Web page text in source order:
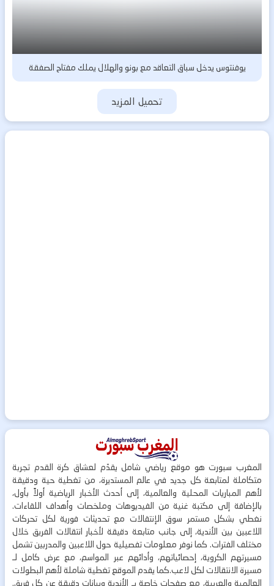
يوفنتوس يدخل سباق التعاقد مع بونو والهلال يملك مفتاح الصفقة
تحميل المزيد
المغرب سبورت هو موقع رياضي شامل يقدّم لعشاق كرة القدم تجربة
متكاملة لمتابعة كل جديد في عالم المستديرة، من تغطية حية ودقيقة
لأهم المباريات المحلية والعالمية، إلى أحدث الأخبار الرياضية أولاً بأول،
بالإضافة إلى مكتبة غنية من الفيديوهات وملخصات وأهداف اللقاءات.
نغطي بشكل مستمر سوق الإنتقالات مع تحديثات فورية لكل تحركات
اللاعبين بين الأندية، إلى جانب متابعة دقيقة لأخبار انتقالات الفريق خلال
مختلف الفترات. كما نوفر معلومات تفصيلية حول اللاعبين والمدربين تشمل
مسيرتهم الكروية، إحصائياتهم، وأدائهم عبر المواسم، مع عرض كامل لـ
مسيرة الانتقالات لكل لاعب.كما يقدم الموقع تغطية شاملة لأهم البطولات
العالمية والعربية، مع صفحات خاصة بـ الأندية وبيانات دقيقة عن كل فريق.